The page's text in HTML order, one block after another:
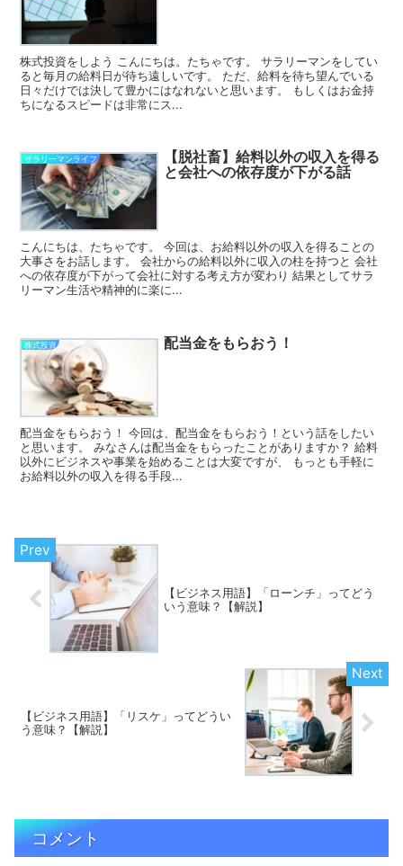
株式投資をしよう こんにちは。たちゃです。 サラリーマンをしてい
ると毎月の給料日が待ち遠しいです。 ただ、給料を待ち望んでいる
日々だけでは決して豊かにはなれないと思います。 もしくはお金持
ちになるスピードは非常にス...
サラリーマンライフ
【脱社畜】給料以外の収入を得る
と会社への依存度が下がる話
こんにちは、たちゃです。 今回は、お給料以外の収入を得ることの
大事さをお話します。 会社からの給料以外に収入の柱を持つと 会社
への依存度が下がって会社に対する考え方が変わり 結果としてサラ
リーマン生活や精神的に楽に...
株式投資 配当金をもらおう！
配当金をもらおう！ 今回は、配当金をもらおう！という話をしたい
と思います。 みなさんは配当金をもらったことがありますか？ 給料
以外にビジネスや事業を始めることは大変ですが、 もっとも手軽に
お給料以外の収入を得る手段...
【ビジネス用語】「ローンチ」ってどう
いう意味？【解説】
【ビジネス用語】「リスケ」ってどうい
う意味？【解説】
コメント